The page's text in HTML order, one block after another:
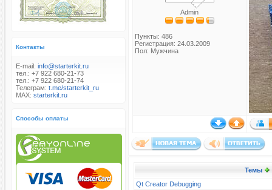
Контакты
E-mail: info@starterkit.ru
тел.: +7 922 680-21-73
тел.: +7 922 680-21-74
Телеграм: t.me/starterkit_ru
MAX: starterkit.ru
Способы оплаты
Admin
Пункты: 486
Регистрация: 24.03.2009
Пол: Мужчина
Темы
Qt Creator Debugging